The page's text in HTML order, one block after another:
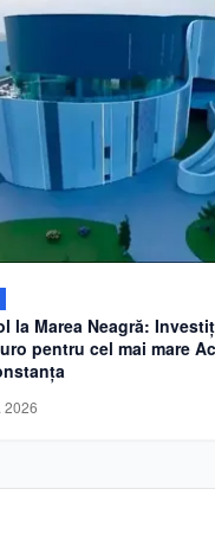
la Marea Neagră:
pentru cel mai mare
2026